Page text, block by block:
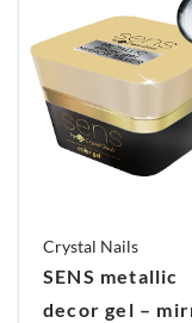
Crystal Nails
SENS metallic
decor gel –